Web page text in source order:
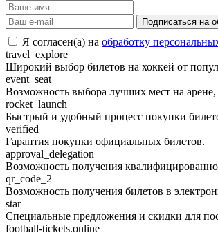
Подписаться на
Я согласен(а) на обработку
travel_explore
Широкий выбор билетов на хоккей от
event_seat
Возможность выбора лучших мест на
rocket_launch
Быстрый и удобный процесс покупки
verified
Гарантия покупки официальных билетов.
approval_delegation
Возможность получения
qr_code_2
Возможность получения билетов в
star
Специальные предложения и скидки для
football-tickets.online